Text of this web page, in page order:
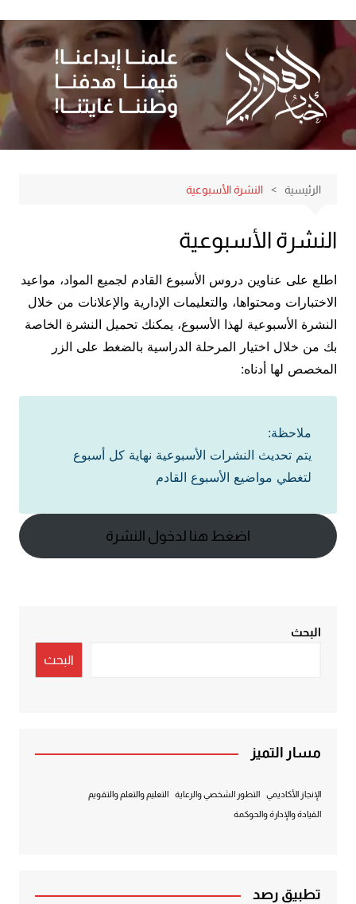
إلى
المحتوى
الرئيسية النشرة الأسبوعية
النشرة الأسبوعية
اطلع على عناوين دروس الأسبوع القادم لجميع المواد، مواعيد
الاختبارات ومحتواها، والتعليمات الإدارية والإعلانات من خلال
النشرة الأسبوعية لهذا الأسبوع، يمكنك تحميل النشرة الخاصة
بك من خلال اختيار المرحلة الدراسية بالضغط على الزر
المخصص لها أدناه:
ملاحظة:
يتم تحديث النشرات الأسبوعية نهاية كل أسبوع
لتغطي مواضيع الأسبوع القادم
اضغط هنا لدخول النشرة
البحث
البحث
مسار التميز
الإنجاز الأكاديمي التطور الشخصي والرعاية التعليم والتعلم والتقويم
القيادة والإدارة والحوكمة
تطبيق رصد